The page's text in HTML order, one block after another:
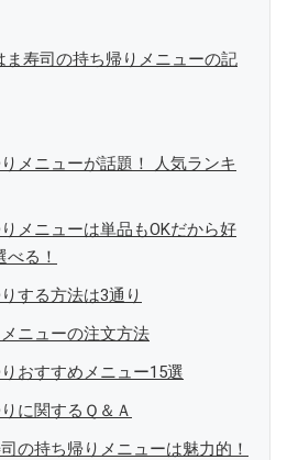
ま寿司の持ち帰りメニューの記
メニューが話題！ 人気ランキ
メニューは単品もOKだから好
る！
する方法は3通り
ニューの注文方法
おすすめメニュー15選
に関するＱ＆Ａ
の持ち帰りメニューは魅力的！